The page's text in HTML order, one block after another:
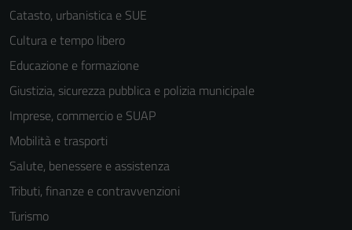
Catasto, urbanistica e SUE
Cultura e tempo libero
Educazione e formazione
Giustizia, sicurezza pubblica e polizia municipale
Imprese, commercio e SUAP
Mobilità e trasporti
Salute, benessere e assistenza
Tributi, finanze e contravvenzioni
Turismo